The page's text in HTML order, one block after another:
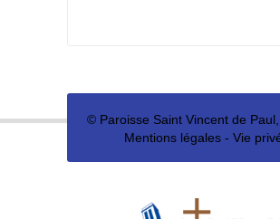
© Paroisse Saint Vincent de
Mentions légales- Vie